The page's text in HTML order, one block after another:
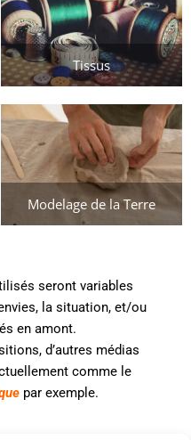
Tissus
Modelage de la Terre
seront variables
la situation, et/ou
en amont.
d’autres médias
comme le
par exemple.